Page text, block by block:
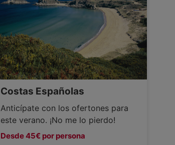
Costas Españolas
Anticípate con los ofertones para
este verano. ¡No me lo pierdo!
Desde 45€ por persona